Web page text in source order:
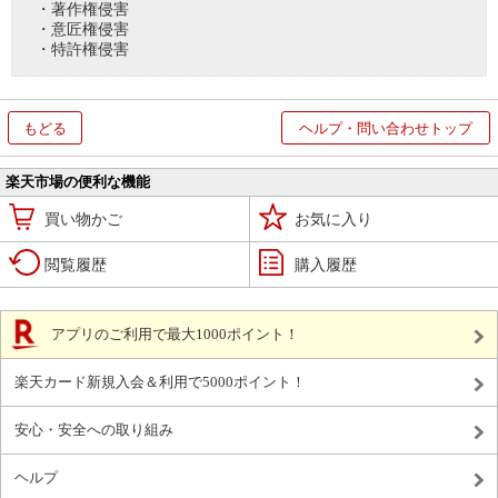
・著作権侵害
・意匠権侵害
・特許権侵害
もどる ヘルプ・問い合わせトップ
楽天市場の便利な機能
買い物かご お気に入り
閲覧履歴 購入履歴
アプリのご利用で最大1000ポイント！
楽天カード新規入会＆利用で5000ポイント！
安心・安全への取り組み
ヘルプ